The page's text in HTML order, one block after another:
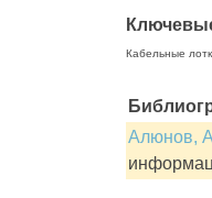
Кабельные
Алюнов,